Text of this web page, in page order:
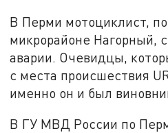
В Перми мотоциклист,
микрорайоне Нагорный,
аварии. Очевидцы,
с места происшествия
именно он и был
В ГУ МВД России по